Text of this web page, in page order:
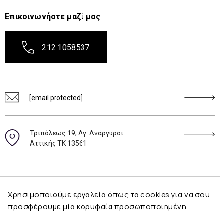
Επικοινωνήστε μαζί μας
212 1058537
[email protected]
Τριπόλεως 19, Αγ. Ανάργυροι
Αττικής ΤΚ 13561
Χρησιμοποιούμε εργαλεία όπως τα cookies για να σου
προσφέρουμε μία κορυφαία προσωποποιημένη